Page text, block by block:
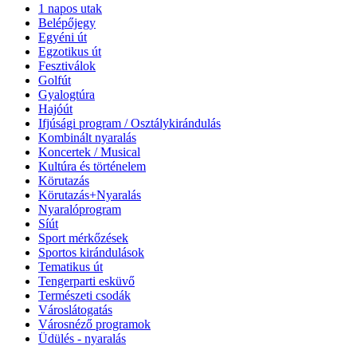
1 napos utak
Belépőjegy
Egyéni út
Egzotikus út
Fesztiválok
Golfút
Gyalogtúra
Hajóút
Ifjúsági program / Osztálykirándulás
Kombinált nyaralás
Koncertek / Musical
Kultúra és történelem
Körutazás
Körutazás+Nyaralás
Nyaralóprogram
Síút
Sport mérkőzések
Sportos kirándulások
Tematikus út
Tengerparti esküvő
Természeti csodák
Városlátogatás
Városnéző programok
Üdülés - nyaralás